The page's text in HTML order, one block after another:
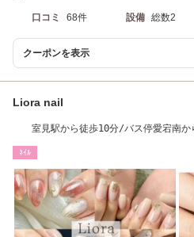
口コミ 68件 設備 総数2
クーポンを表示
Liora nail
室見駅から徒歩10分/バス停愛宕南か
ﾈｲﾙ